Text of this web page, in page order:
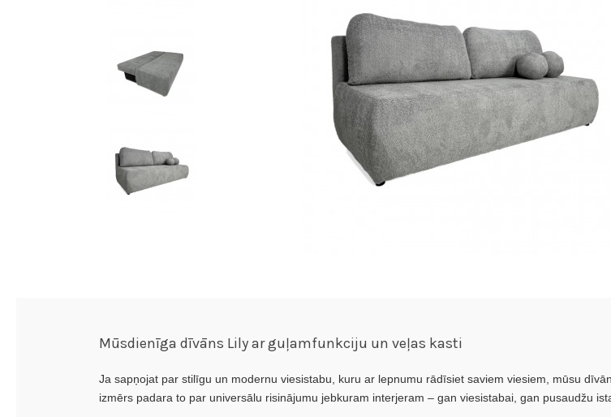
Mūsdienīga dīvāns Lily ar guļamfunkciju un veļas kasti
Ja sapņojat par stilīgu un modernu viesistabu, kuru ar lepnumu rādīsiet saviem viesiem, mūsu
izmērs padara to par universālu risinājumu jebkuram interjeram – gan viesistabai, gan pusaudžu